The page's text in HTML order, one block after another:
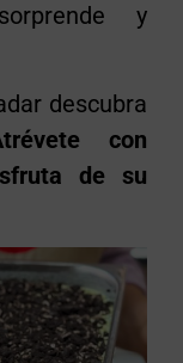
y
descubra
con
de su